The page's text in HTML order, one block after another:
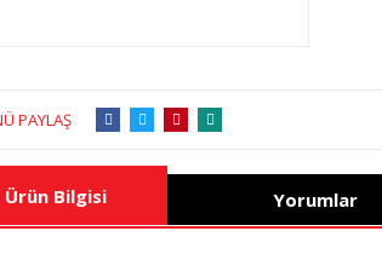
PAYLAŞ
Ürün Bilgisi Yorumlar